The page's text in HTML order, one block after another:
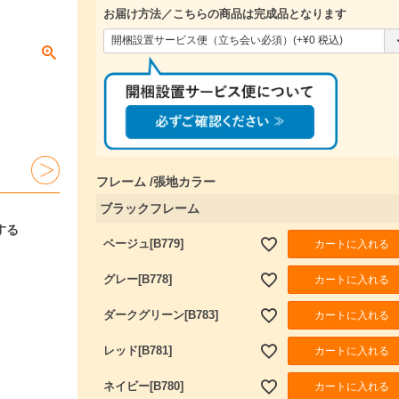
る
お届け方法／こちらの商品は完成品となります
フレーム 張地カラー
ブラックフレーム
ベージュ[B779] カートに入れる
グレー[B778] カートに入れる
ダークグリーン[B783] カートに入れる
レッド[B781] カートに入れる
ネイビー[B780] カートに入れる